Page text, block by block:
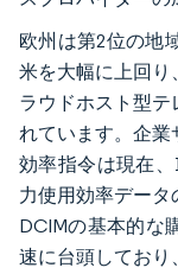
欧州は第2位の地
米を大幅に上回り
ラウドホスト型
れています。企業
効率指令は現在
力使用効率デー
DCIMの基本的な
速に台頭しており